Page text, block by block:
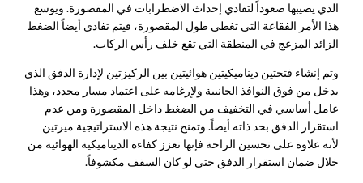
الذي يصيبها صعوداً لتفادي إحداث الاضطرابات في المقصورة. ويوسع
هذا الأمر الفقاعة التي تغطي طول المقصورة، فيتم تفادي أيضاً الضغط
الزائد المزعج في المنطقة التي تقع خلف رأس الركاب.
وتم إنشاء فتحتين ديناميكيتين هوائيتين بين الركيزتين لإدارة الدفق الذي
يدخل من فوق النوافذ الجانبية ولإرغامه على اعتماد مسار محدد، وهذا
عامل أساسي في التخفيف من الضغط داخل المقصورة ومن عدم
استقرار الدفق بحد ذاته أيضاً. وتمنح نتيجة هذه الاستراتيجية ميزتين
لأنه علاوة على تحسين الراحة فإنها تعزز كفاءة الديناميكية الهوائية من
خلال ضمان استقرار الدفق حتى لو كان السقف مكشوفاً.​